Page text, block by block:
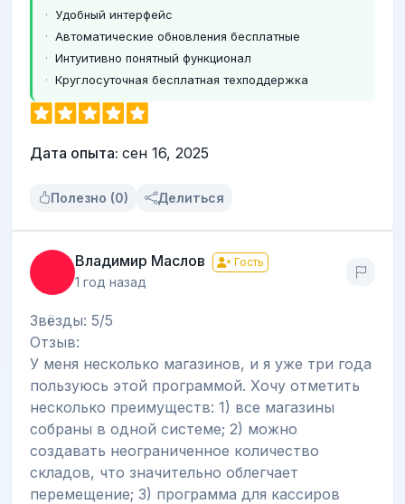
Удобный интерфейс
Автоматические обновления бесплатные
Интуитивно понятный функционал
Круглосуточная бесплатная техподдержка
Дата опыта: сен 16, 2025
Полезно (0) Делиться
Владимир Маслов Гость
1 год назад
Звёзды: 5/5
Отзыв:
У меня несколько магазинов, и я уже три года
пользуюсь этой программой. Хочу отметить
несколько преимуществ: 1) все магазины
собраны в одной системе; 2) можно
создавать неограниченное количество
складов, что значительно облегчает
перемещение; 3) программа для кассиров